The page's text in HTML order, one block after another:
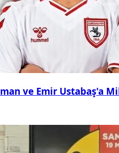
ve Emir Ustabaş'a